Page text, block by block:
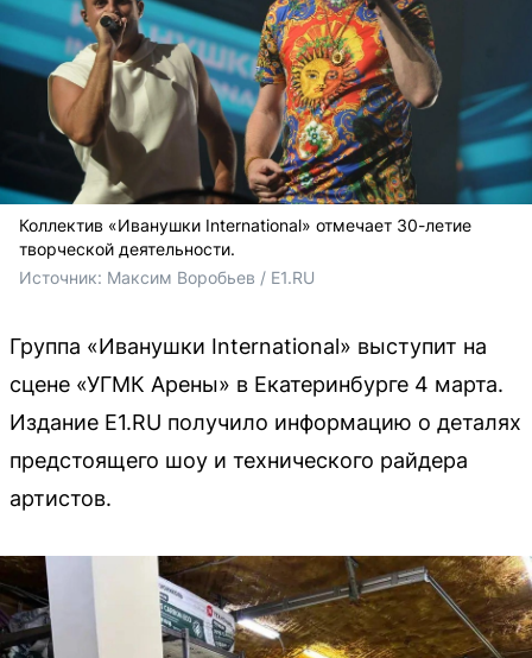
Коллектив «Иванушки International» отмечает 30-летие
творческой деятельности.
Источник: Максим Воробьев / E1.RU
Группа «Иванушки International» выступит на
сцене «УГМК Арены» в Екатеринбурге 4 марта.
Издание E1.RU получило информацию о деталях
предстоящего шоу и технического райдера
артистов.